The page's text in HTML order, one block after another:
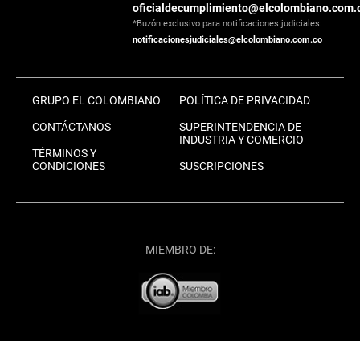
*Buzón exclusivo para notificaciones judiciales:
notificacionesjudiciales@elcolombiano.com.co
GRUPO EL COLOMBIANO
CONTÁCTANOS
TÉRMINOS Y
CONDICIONES
POLÍTICA DE PRIVACIDAD
SUPERINTENDENCIA DE
INDUSTRIA Y COMERCIO
SUSCRIPCIONES
MIEMBRO DE: